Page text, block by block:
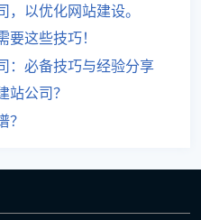
以优化网站建设。
这些技巧！
：必备技巧与经验分享
公司？